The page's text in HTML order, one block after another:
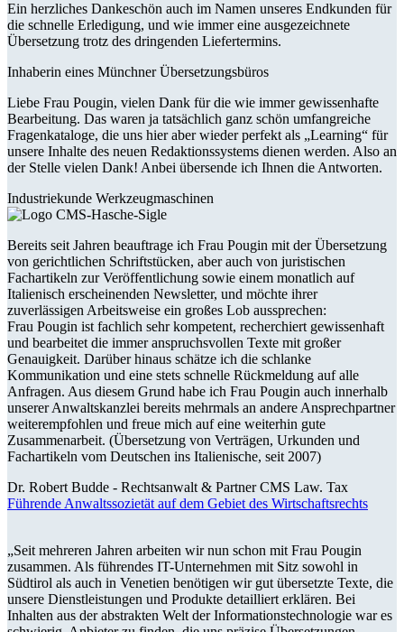
Ein herzliches Dankeschön auch im Namen unseres Endkunden für
die schnelle Erledigung, und wie immer eine ausgezeichnete
Übersetzung trotz des dringenden Liefertermins.
Inhaberin eines Münchner Übersetzungsbüros
Liebe Frau Pougin, vielen Dank für die wie immer gewissenhafte
Bearbeitung. Das waren ja tatsächlich ganz schön umfangreiche
Fragenkataloge, die uns hier aber wieder perfekt als „Learning“ für
unsere Inhalte des neuen Redaktionssystems dienen werden. Also an
der Stelle vielen Dank! Anbei übersende ich Ihnen die Antworten.
Industriekunde Werkzeugmaschinen
Bereits seit Jahren beauftrage ich Frau Pougin mit der Übersetzung
von gerichtlichen Schriftstücken, aber auch von juristischen
Fachartikeln zur Veröffentlichung sowie einem monatlich auf
Italienisch erscheinenden Newsletter, und möchte ihrer
zuverlässigen Arbeitsweise ein großes Lob aussprechen:
Frau Pougin ist fachlich sehr kompetent, recherchiert gewissenhaft
und bearbeitet die immer anspruchsvollen Texte mit großer
Genauigkeit. Darüber hinaus schätze ich die schlanke
Kommunikation und eine stets schnelle Rückmeldung auf alle
Anfragen. Aus diesem Grund habe ich Frau Pougin auch innerhalb
unserer Anwaltskanzlei bereits mehrmals an andere Ansprechpartner
weiterempfohlen und freue mich auf eine weiterhin gute
Zusammenarbeit. (Übersetzung von Verträgen, Urkunden und
Fachartikeln vom Deutschen ins Italienische, seit 2007)
Dr. Robert Budde - Rechtsanwalt & Partner CMS Law. Tax
Führende Anwaltssozietät auf dem Gebiet des Wirtschaftsrechts
„Seit mehreren Jahren arbeiten wir nun schon mit Frau Pougin
zusammen. Als führendes IT-Unternehmen mit Sitz sowohl in
Südtirol als auch in Venetien benötigen wir gut übersetzte Texte, die
unsere Dienstleistungen und Produkte detailliert erklären. Bei
Inhalten aus der abstrakten Welt der Informationstechnologie war es